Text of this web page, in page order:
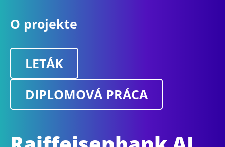
O projekte
LETÁK
DIPLOMOVÁ PRÁCA